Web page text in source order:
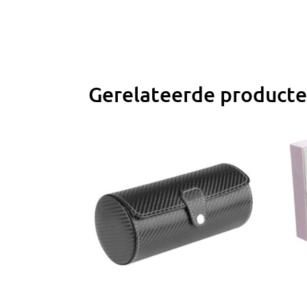
Gerelateerde